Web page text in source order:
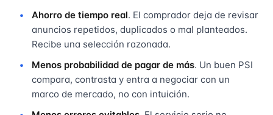
Ahorro de tiempo real. El comprador deja de revisar
anuncios repetidos, duplicados o mal planteados.
Recibe una selección razonada.
Menos probabilidad de pagar de más. Un buen PSI
compara, contrasta y entra a negociar con un
marco de mercado, no con intuición.